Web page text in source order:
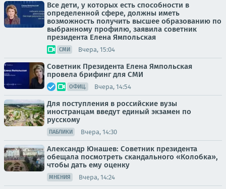
Все дети, у которых есть способности в
определенной сфере, должны иметь
возможность получить высшее образованию по
выбранному профилю, заявила советник
президента Елена Ямпольская
СМИ Вчера, 15:04
Советник Президента Елена Ямпольская
провела брифинг для СМИ
ОФИЦ. Вчера, 14:54
Для поступления в российские вузы
иностранцам введут единый экзамен по
русскому
ПАБЛИКИ Вчера, 14:30
Александр Юнашев: Советник президента
обещала посмотреть скандального «Колобка»,
чтобы дать ему оценку
МНЕНИЯ Вчера, 14:24